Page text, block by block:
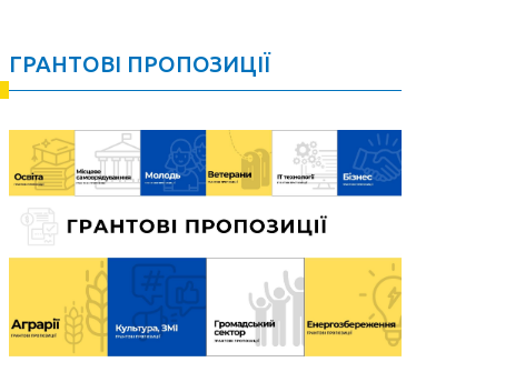
ГРАНТОВІ ПРОПОЗИЦІЇ